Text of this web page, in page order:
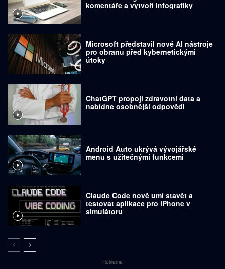
komentáře a vytvoří infografiky
Microsoft představil nové AI nástroje
pro obranu před kybernetickými
útoky
ChatGPT propojí zdravotní data a
nabídne osobnější odpovědi
Android Auto ukrývá vývojářské
menu s užitečnými funkcemi
Claude Code nově umí stavět a
testovat aplikace pro iPhone v
simulátoru
Reklama